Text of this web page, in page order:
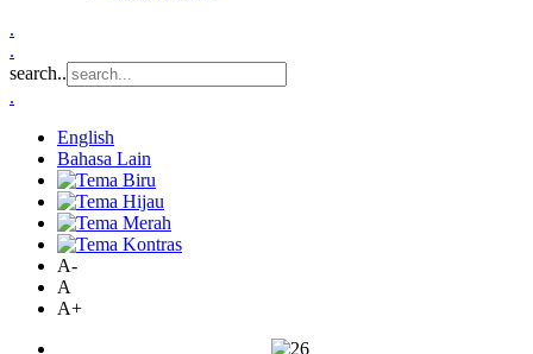
.
.
search..
.
English
Bahasa Lain
A-
A
A+